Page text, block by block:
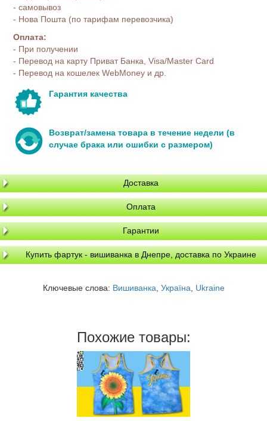
- самовывоз
- Нова Пошта (по тарифам перевозчика)
Оплата:
- При получении
- Перевод на карту Приват Банка, Visa/Master Card
- Перевод на кошелек WebMoney и др.
Гарантия качества
Возврат/замена товара в течение недели (в
случае брака или ошибки с размером)
Доставка
Оплата
Гарантии
Купить фартук - вишиванка в Днепре, доставка по Украине
Ключевые слова: Вишиванка, Україна, Ukraine
Похожие товары: